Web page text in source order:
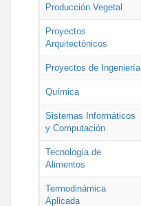
Producción Vegetal
Proyectos
Arquitectónicos
Proyectos de Ingeniería
Química
Sistemas Informáticos
y Computación
Tecnología de
Alimentos
Termodinámica
Aplicada